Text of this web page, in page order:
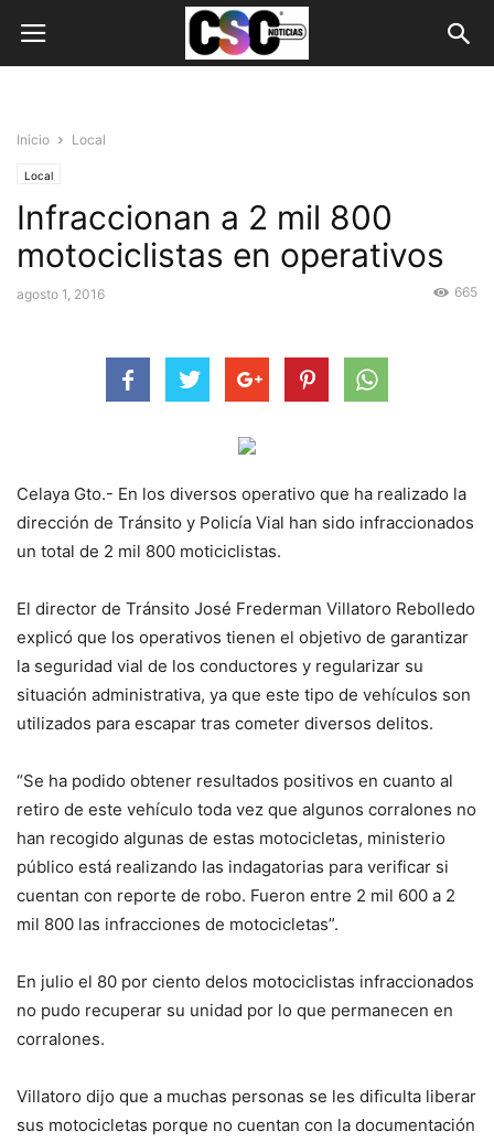
Inicio Local
Local
Infraccionan a 2 mil 800
motociclistas en operativos
agosto 1, 2016 665
Celaya Gto.- En los diversos operativo que ha realizado la
dirección de Tránsito y Policía Vial han sido infraccionados
un total de 2 mil 800 moticiclistas.
El director de Tránsito José Frederman Villatoro Rebolledo
explicó que los operativos tienen el objetivo de garantizar
la seguridad vial de los conductores y regularizar su
situación administrativa, ya que este tipo de vehículos son
utilizados para escapar tras cometer diversos delitos.
“Se ha podido obtener resultados positivos en cuanto al
retiro de este vehículo toda vez que algunos corralones no
han recogido algunas de estas motocicletas, ministerio
público está realizando las indagatorias para verificar si
cuentan con reporte de robo. Fueron entre 2 mil 600 a 2
mil 800 las infracciones de motocicletas”.
En julio el 80 por ciento delos motociclistas infraccionados
no pudo recuperar su unidad por lo que permanecen en
corralones.
Villatoro dijo que a muchas personas se les dificulta liberar
sus motocicletas porque no cuentan con la documentación